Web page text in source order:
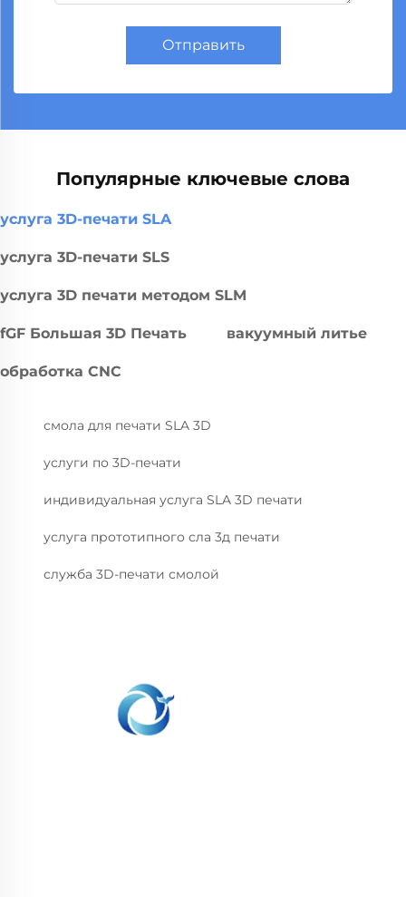
Отправить
Популярные ключевые слова
услуга 3D-печати SLA
услуга 3D-печати SLS
услуга 3D печати методом SLM
fGF Большая 3D Печать вакуумный литье
обработка CNC
смола для печати SLA 3D
услуги по 3D-печати
индивидуальная услуга SLA 3D печати
услуга прототипного сла 3д печати
служба 3D-печати смолой